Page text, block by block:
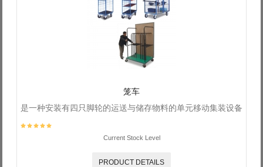
笼车
是一种安装有四只脚轮的运送与储存物料的单元移动集装设备
Current Stock Level
PRODUCT DETAILS